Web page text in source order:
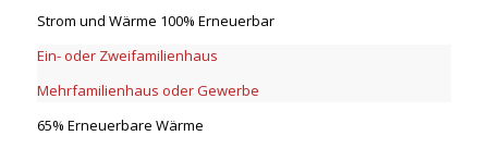
Strom und Wärme 100% Erneuerbar
Ein- oder Zweifamilienhaus
Mehrfamilienhaus oder Gewerbe
65% Erneuerbare Wärme